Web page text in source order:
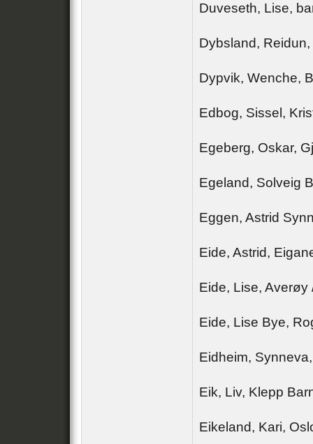
Duveseth, Lise,
Dybsland,
Dypvik, Wenche,
Edbog, Sissel,
Egeberg, Oskar,
Egeland, Solveig
Eggen, Astrid
Eide, Astrid,
Eide, Lise,
Eide, Lise Bye,
Eidheim,
Eik, Liv, Klepp
Eikeland, Kari,